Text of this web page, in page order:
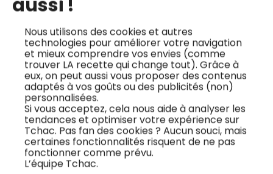
aussi !
Nous utilisons des cookies et autres
technologies pour améliorer votre navigation
et mieux comprendre vos envies (comme
trouver LA recette qui change tout). Grâce à
eux, on peut aussi vous proposer des contenus
adaptés à vos goûts ou des publicités (non)
personnalisées.
Si vous acceptez, cela nous aide à analyser les
tendances et optimiser votre expérience sur
Tchac. Pas fan des cookies ? Aucun souci, mais
certaines fonctionnalités risquent de ne pas
fonctionner comme prévu.
L’équipe Tchac.
La julienne, la
brunoise, la mirepoix
: les tailles
essentielles en
cuisine
Comment réaliser
une julienne ? Qu’est-
ce qu’une brunoise ?
Quels légumes
couper en mirepoix ?
Le chef Wilfried
Romain vous partage
sa recette de leche
de tigre. Le leche de
tigre (qui signifie lait
de tigre en espagnol)
est un élément clé du
ceviche, le